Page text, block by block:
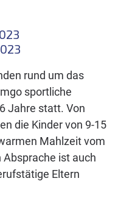
rund um das
sportliche
Jahre statt. Von
die Kinder von 9-15
Mahlzeit vom
Absprache ist auch
Eltern